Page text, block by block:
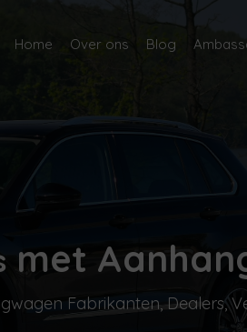
Home Over ons Blog
met
Fabrikanten, Dealers,